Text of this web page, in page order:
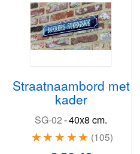
Straatnaambord met
kader
SG-02-40x8 cm.
105